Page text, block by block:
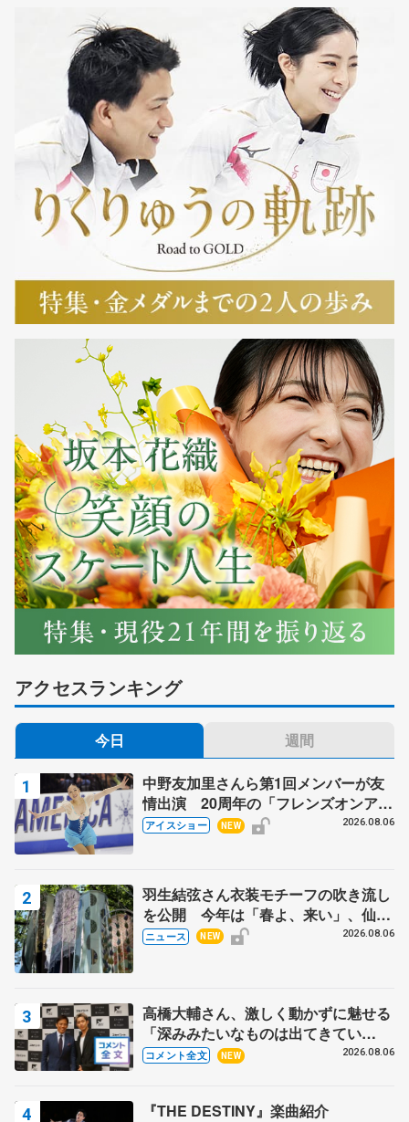
アクセスランキング
今日 週間
中野友加里さんら第1回メンバーが友
情出演 20周年の「フレンズオンアイ
ス」 宮本賢二さん、有川梨絵さん、
アイスショー NEW 2026.08.06
羽生結弦さん衣装モチーフの吹き流し
を公開 今年は「春よ、来い」、仙台
の瑞鳳殿
ニュース NEW 2026.08.06
高橋大輔さん、激しく動かずに魅せる
「深みみたいなものは出てきてい
る？」 〝兄さん〟と慕うレジェンド
コメント全文 NEW 2026.08.06
『THE DESTINY』楽曲紹介